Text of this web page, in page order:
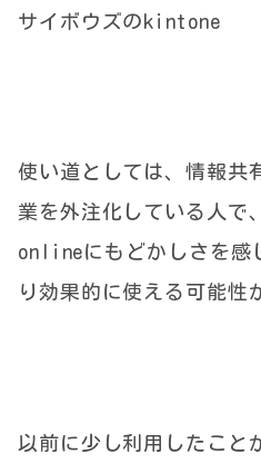
サイボウズのkintone
使い道としては、情報共
業を外注化している人
onlineにもどかしさを感
り効果的に使える可能性
以前に少し利用したこと